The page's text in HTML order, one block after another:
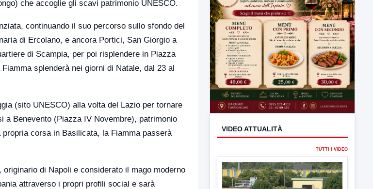
che accoglie gli scavi patrimonio UNESCO.
continuando il suo percorso sullo sfondo del
di Ercolano, e ancora Portici, San Giorgio a
di Scampia, per poi risplendere in Piazza
splenderà nei giorni di Natale, dal 23 al
(sito UNESCO) alla volta del Lazio per tornare
a Benevento (Piazza IV Novembre), patrimonio
corsa in Basilicata, la Fiamma passerà
di Napoli e considerato il mago moderno
attraverso i propri profili social e sarà